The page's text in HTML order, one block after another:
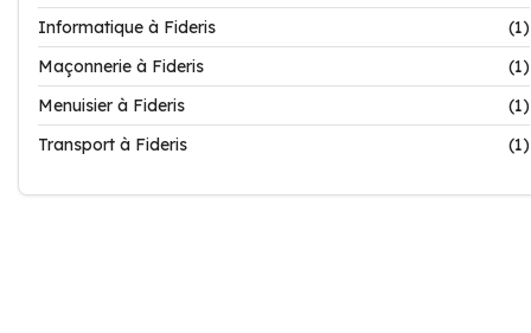
Informatique à Fideris
(1)
Maçonnerie à Fideris
(1)
Menuisier à Fideris
(1)
Transport à Fideris
(1)